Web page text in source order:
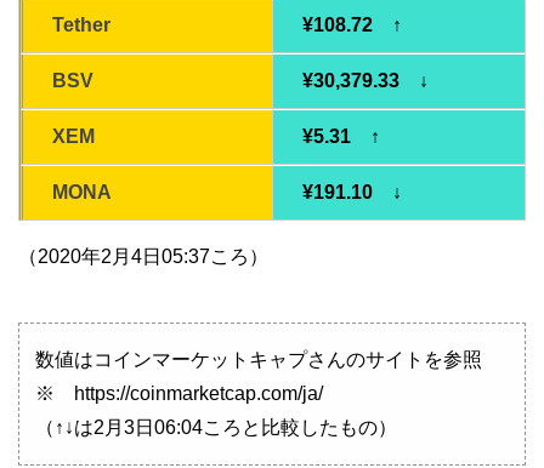
Tether ¥108.72 ↑
BSV ¥30,379.33 ↓
XEM ¥5.31 ↑
MONA ¥191.10 ↓
（2020年2月4日05:37ころ）
数値はコインマーケットキャプさんのサイトを参照
※ https://coinmarketcap.com/ja/
（↑↓は2月3日06:04ころと比較したもの）